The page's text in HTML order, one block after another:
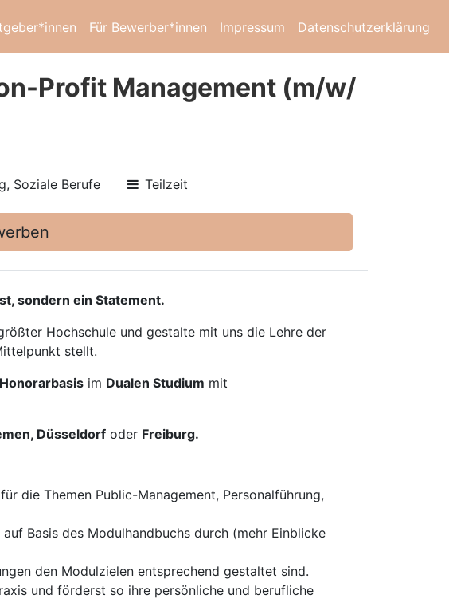
Für Bewerber*innen Impressum Datenschutzerklärung
Profit Management (m/w/
Soziale Berufe Teilzeit
sondern ein Statement.
Hochschule und gestalte mit uns die Lehre der
stellt.
Honorarbasis im Dualen Studium mit
Düsseldorf oder Freiburg.
die Themen Public-Management, Personalführung,
Basis des Modulhandbuchs durch (mehr Einblicke
den Modulzielen entsprechend gestaltet sind.
und förderst so ihre persönliche und berufliche